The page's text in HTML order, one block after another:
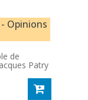
Opinions
de
Patry